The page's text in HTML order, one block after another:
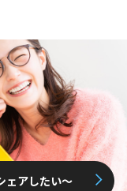
ェアしたい〜